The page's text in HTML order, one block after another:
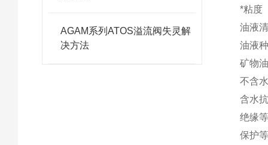
AGAM系列ATOS溢流阀失灵解
决方法
*粘度
油液
油液
矿物
不含
含水
绝
保护